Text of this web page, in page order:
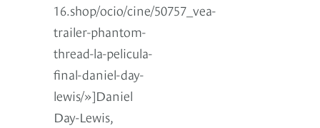
16.shop/ocio/cine/50757_vea-
trailer-phantom-
thread-la-pelicula-
final-daniel-day-
lewis/»]Daniel
Day-Lewis,